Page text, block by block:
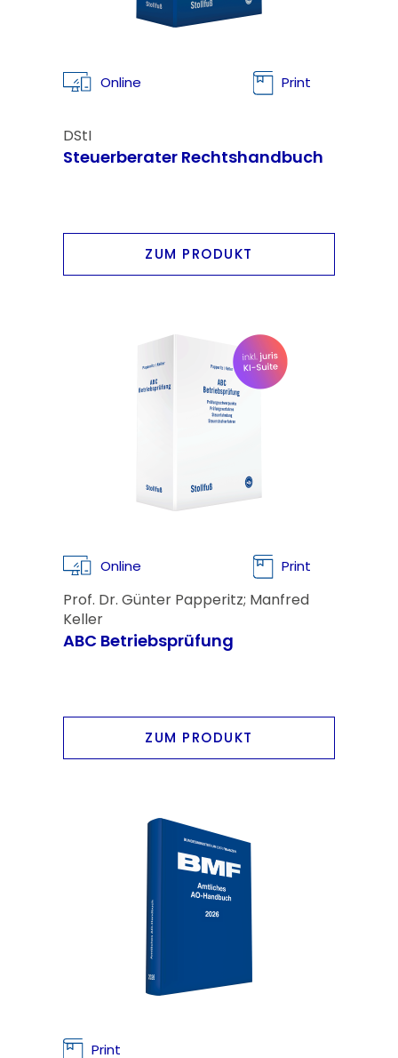
Online Print
DStI
Steuerberater Rechtshandbuch
ZUM PRODUKT
Online Print
Prof. Dr. Günter Papperitz; Manfred
Keller
ABC Betriebsprüfung
ZUM PRODUKT
Print